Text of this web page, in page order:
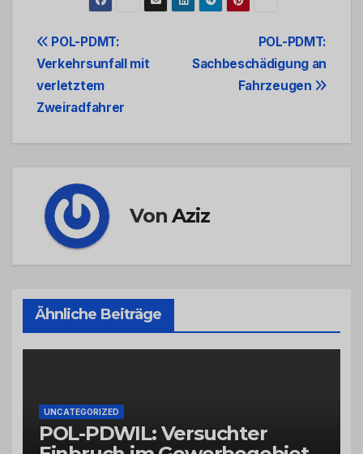
Beitrags-
Navigation
POL-PDMT:
Sachbeschädigung an
Fahrzeugen
POL-PDMT:
Verkehrsunfall mit
verletztem
Zweiradfahrer
VonAziz
Ähnliche Beiträge
UNCATEGORIZED
POL-PDWIL: Versuchter